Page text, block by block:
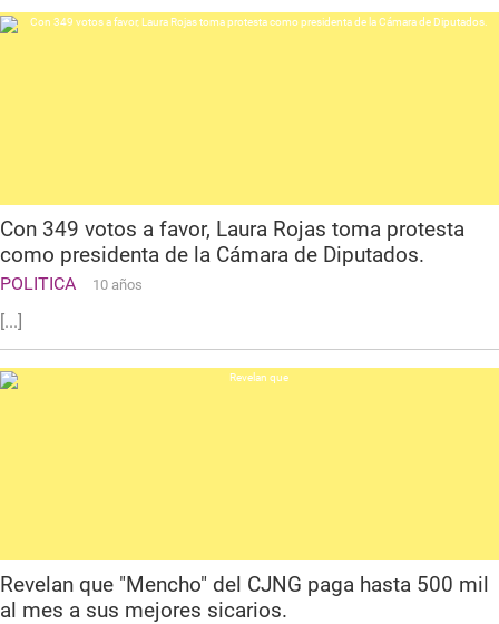
Con 349 votos a favor, Laura Rojas toma protesta
como presidenta de la Cámara de Diputados.
POLITICA 10 años
[...]
Revelan que "Mencho" del CJNG paga hasta 500 mil
al mes a sus mejores sicarios.